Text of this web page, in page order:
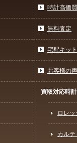
時計高価
無料査定
宅配キット
お客様の声
買取対応時
ロレッ
カルテ